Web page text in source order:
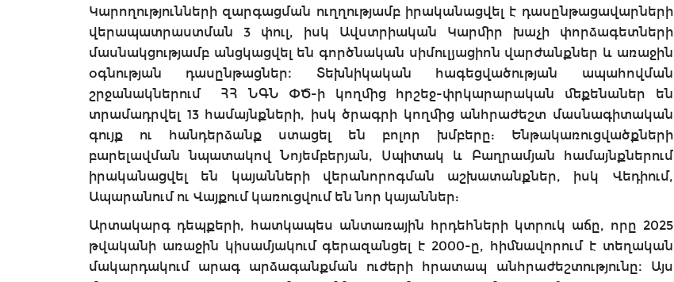
Կարողությունների զարգացման ուղղությամբ իրականացվել է դասընթացավարների
վերապատրաստման 3 փուլ, իսկ Ավստրիական Կարմիր խաչի փորձագետների
մասնակցությամբ անցկացվել են գործնական սիմուլյացիոն վարժանքներ և առաջին
օգնության դասընթացներ։ Տեխնիկական հագեցվածության ապահովման
շրջանակներում ՀՀ ՆԳՆ ՓԾ-ի կողմից հրշեջ-փրկարարական մեքենաներ են
տրամադրվել 13 համայնքների, իսկ ծրագրի կողմից անհրաժեշտ մասնագիտական
գույք ու հանդերձանք ստացել են բոլոր խմբերը: Ենթակառուցվածքների
բարելավման նպատակով Նոյեմբերյան, Սպիտակ և Բաղրամյան համայնքներում
իրականացվել են կայանների վերանորոգման աշխատանքներ, իսկ Վեդիում,
Ապարանում ու Վայքում կառուցվում են նոր կայաններ:
Արտակարգ դեպքերի, հատկապես անտառային հրդեհների կտրուկ աճը, որը 2025
թվականի առաջին կիսամյակում գերազանցել է 2000-ը, հիմնավորում է տեղական
մակարդակում արագ արձագանքման ուժերի հրատապ անհրաժեշտությունը։ Այս